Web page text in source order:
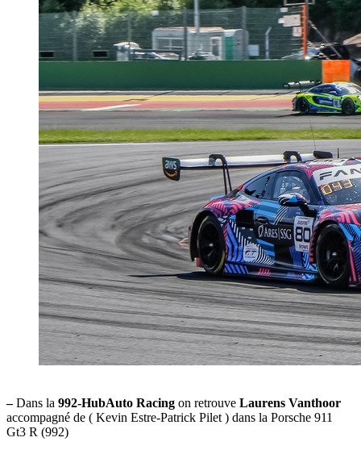
–Dans la 992-HubAuto Racing on retrouve Laurens Vanthoor
accompagné de ( Kevin Estre-Patrick Pilet ) dans la Porsche 911
Gt3 R (992)